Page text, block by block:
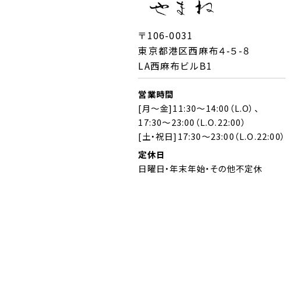
〒106-0031
東京都港区西麻布４-５-８
LA西麻布ビルB1
営業時間
[月～金]11:30～14:00（L.O）、
17:30～23:00（L.O.22:00）
[土・祝日]17:30～23:00（L.O.22:00）
定休日
日曜日・年末年始・その他不定休